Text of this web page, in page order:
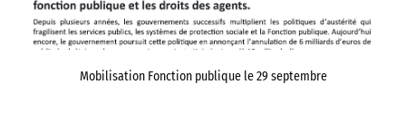
Mobilisation Fonction publique le 29 septembre